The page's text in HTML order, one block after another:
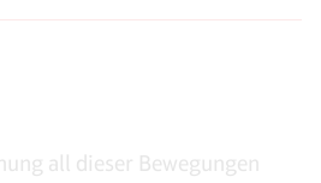
all dieser Bewegungen